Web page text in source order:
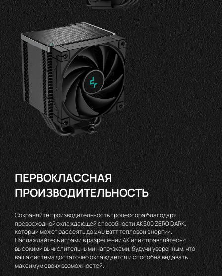
ПЕРВОКЛАССНАЯ
ПРОИЗВОДИТЕЛЬНОСТЬ
Сохраняйте производительность процессора благодаря
превосходной охлаждающей способности AK500 ZERO DARK,
который может рассеять до 240 Ватт тепловой энергии.
Наслаждайтесь играми в разрешении 4K или справляйтесь с
высокими вычислительными нагрузками, будучи уверенным, что
ваша система достаточно охлаждается и способна выдавать
максимум своих возможностей.